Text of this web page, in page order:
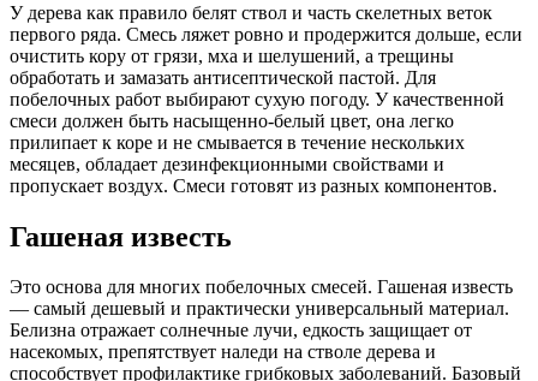
У дерева как правило белят ствол и часть скелетных веток
первого ряда. Смесь ляжет ровно и продержится дольше, если
очистить кору от грязи, мха и шелушений, а трещины
обработать и замазать антисептической пастой. Для
побелочных работ выбирают сухую погоду. У качественной
смеси должен быть насыщенно-белый цвет, она легко
прилипает к коре и не смывается в течение нескольких
месяцев, обладает дезинфекционными свойствами и
пропускает воздух. Смеси готовят из разных компонентов.
Гашеная известь
Это основа для многих побелочных смесей. Гашеная известь
— самый дешевый и практически универсальный материал.
Белизна отражает солнечные лучи, едкость защищает от
насекомых, препятствует наледи на стволе дерева и
способствует профилактике грибковых заболеваний. Базовый